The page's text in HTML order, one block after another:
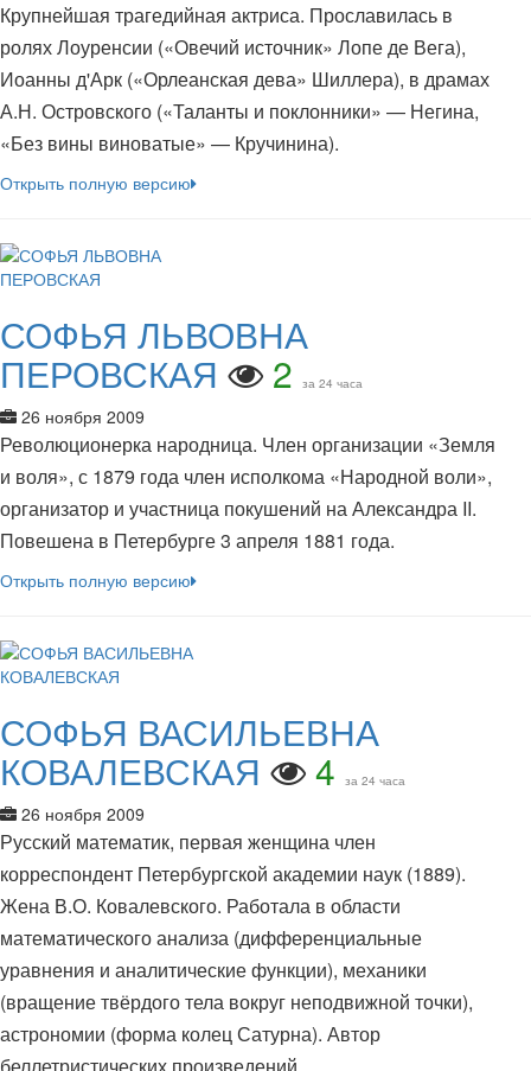
Крупнейшая трагедийная актриса. Прославилась в
ролях Лоуренсии («Овечий источник» Лопе де Вега),
Иоанны д'Арк («Орлеанская дева» Шиллера), в драмах
А.Н. Островского («Таланты и поклонники» — Негина,
«Без вины виноватые» — Кручинина).
Открыть полную версию
СОФЬЯ ЛЬВОВНА
ПЕРОВСКАЯ 2 за 24 часа
26 ноября 2009
Революционерка народница. Член организации «Земля
и воля», с 1879 года член исполкома «Народной воли»,
организатор и участница покушений на Александра II.
Повешена в Петербурге 3 апреля 1881 года.
Открыть полную версию
СОФЬЯ ВАСИЛЬЕВНА
КОВАЛЕВСКАЯ 4 за 24 часа
26 ноября 2009
Русский математик, первая женщина член
корреспондент Петербургской академии наук (1889).
Жена В.О. Ковалевского. Работала в области
математического анализа (дифференциальные
уравнения и аналитические функции), механики
(вращение твёрдого тела вокруг неподвижной точки),
астрономии (форма колец Сатурна). Автор